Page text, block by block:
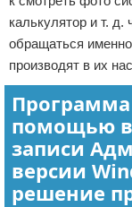
калькулятор и т.
обращаться
производят в их
помощью
записи
версии
решение